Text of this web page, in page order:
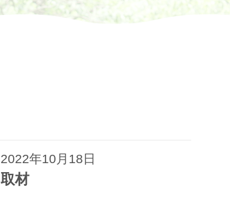
2022年10月18日
取材